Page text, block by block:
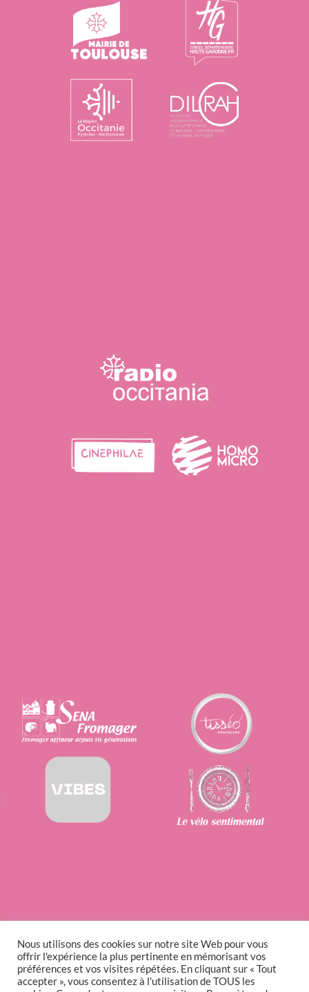
Nous utilisons des cookies sur notre site Web pour vous
offrir l'expérience la plus pertinente en mémorisant vos
préférences et vos visites répétées. En cliquant sur « Tout
accepter », vous consentez à l'utilisation de TOUS les